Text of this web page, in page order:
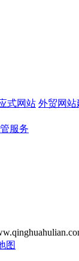
式网站 外贸网站
服务
图